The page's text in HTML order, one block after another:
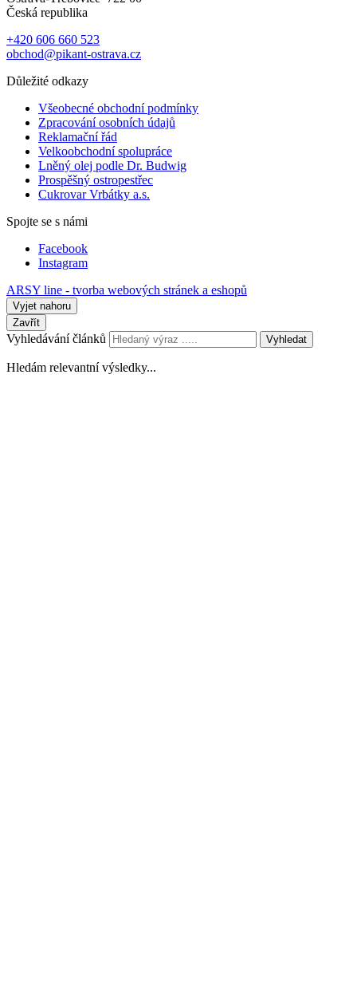
Česká republika
+420 606 660 523
obchod@pikant-ostrava.cz
Důležité odkazy
Všeobecné obchodní podmínky
Zpracování osobních údajů
Reklamační řád
Velkoobchodní spolupráce
Lněný olej podle Dr. Budwig
Prospěšný ostropestřec
Cukrovar Vrbátky a.s.
Spojte se s námi
Facebook
Instagram
ARSY line - tvorba webových stránek a eshopů
Vyjet nahoru
Zavřít
Vyhledávání článků Vyhledat
Hledám relevantní výsledky...